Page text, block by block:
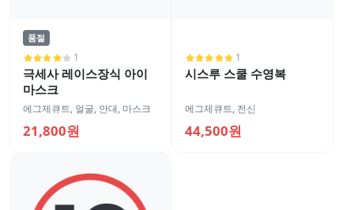
품절
1
극세사 레이스장식 아이
마스크
에그제큐트, 얼굴, 안대, 마스크
21,800원
1
시스루 스쿨 수영복
에그제큐트, 전신
44,500원